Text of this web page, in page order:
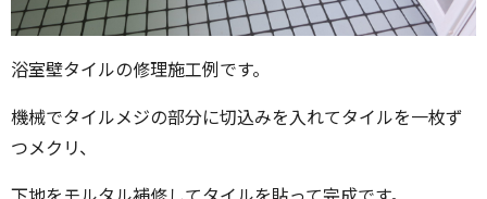
浴室壁タイルの修理施工例です。
機械でタイルメジの部分に切込みを入れてタイルを一枚ず
つメクリ、